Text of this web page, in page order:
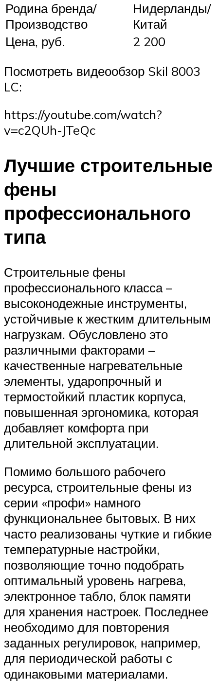
Родина бренда/
Производство
Нидерланды/
Китай
Цена, руб.
2 200
Посмотреть видеообзор Skil 8003
LC:
https://youtube.com/watch?
v=c2QUh-JTeQc
Лучшие строительные
фены
профессионального
типа
Строительные фены
профессионального класса –
высоконодежные инструменты,
устойчивые к жестким длительным
нагрузкам. Обусловлено это
различными факторами –
качественные нагревательные
элементы, ударопрочный и
термостойкий пластик корпуса,
повышенная эргономика, которая
добавляет комфорта при
длительной эксплуатации.
Помимо большого рабочего
ресурса, строительные фены из
серии «профи» намного
функциональнее бытовых. В них
часто реализованы чуткие и гибкие
температурные настройки,
позволяющие точно подобрать
оптимальный уровень нагрева,
электронное табло, блок памяти
для хранения настроек. Последнее
необходимо для повторения
заданных регулировок, например,
для периодической работы с
одинаковыми материалами.